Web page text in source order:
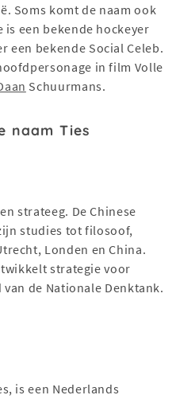
Soms komt de naam ook
een bekende hockeyer
een bekende Social Celeb.
in film Volle
Schuurmans.
naam Ties
strateeg. De Chinese
studies tot filosoof,
Londen en China.
strategie voor
de Nationale Denktank.
is een Nederlands